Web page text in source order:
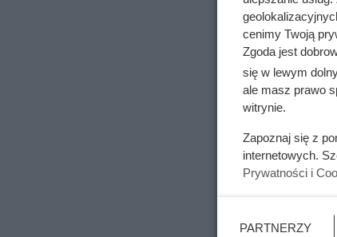
85 min
cenimy Twoją
Zgoda jest
się w lewym
ale masz prawo
witrynie.
Zapoznaj się z
internetowych.
Prywatności i
PARTNERZY